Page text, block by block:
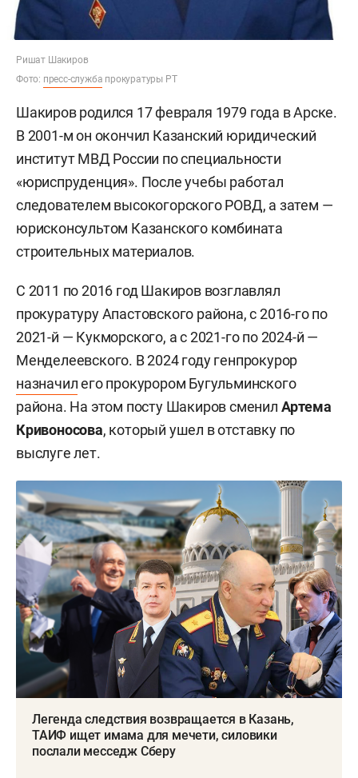
Ришат Шакиров
Фото: пресс-служба прокуратуры РТ
Шакиров родился 17 февраля 1979 года в Арске.
В 2001-м он окончил Казанский юридический
институт МВД России по специальности
«юриспруденция». После учебы работал
следователем высокогорского РОВД, а затем —
юрисконсультом Казанского комбината
строительных материалов.
С 2011 по 2016 год Шакиров возглавлял
прокуратуру Апастовского района, с 2016-го по
2021-й — Кукморского, а с 2021-го по 2024-й —
Менделеевского. В 2024 году генпрокурор
назначилего прокурором Бугульминского
района. На этом посту Шакиров сменил Артема
Кривоносова, который ушел в отставку по
выслуге лет.
Легенда следствия возвращается в Казань,
ТАИФ ищет имама для мечети, силовики
послали месседж Сберу